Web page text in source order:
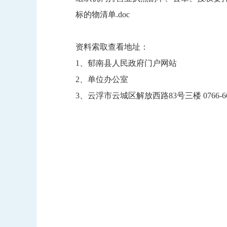
标的物清单.doc
资料索取查看地址：
1、郁南县人民政府门户网站
2、单位办公室
3、云浮市云城区解放西路83号三楼 0766-